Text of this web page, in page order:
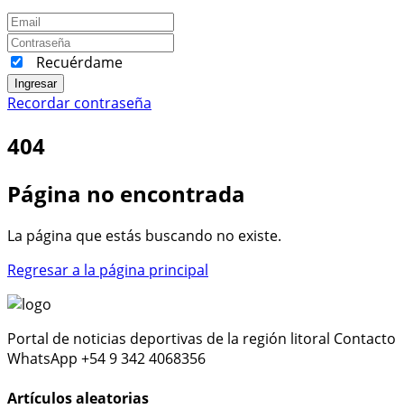
Recuérdame
Ingresar
Recordar contraseña
404
Página no encontrada
La página que estás buscando no existe.
Regresar a la página principal
Portal de noticias deportivas de la región litoral Contacto
WhatsApp +54 9 342 4068356
Artículos aleatorias